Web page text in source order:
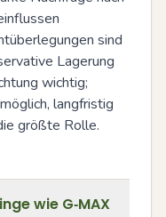
sind
Lagerung
wichtig;
langfristig
größte Rolle.
wie G‑MAX